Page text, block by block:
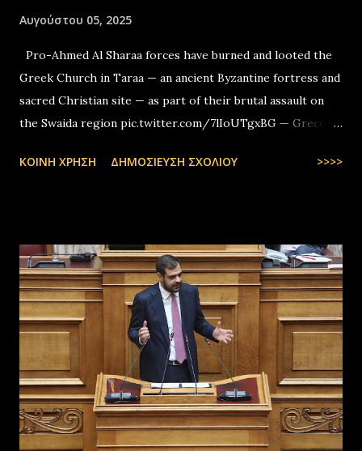
Αυγούστου 05, 2025
Pro-Ahmed Al Sharaa forces have burned and looted the
Greek Church in Taraa — an ancient Byzantine fortress and
sacred Christian site — as part of their brutal assault on
the Swaida region pic.twitter.com/7lIoUTgxBG — Greco-
ΚΟΙΝΉ ΧΡΉΣΗ ΔΗΜΟΣΊΕΥΣΗ ΣΧΟΛΊΟΥ >>>>